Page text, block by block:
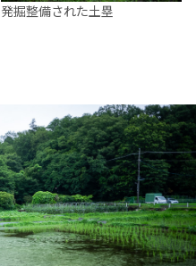
発掘整備された土塁